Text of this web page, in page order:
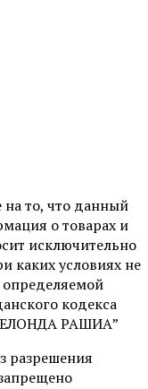
то, что данный
о товарах и
исключительно
каких условиях не
кодекса
РАШИА”
разрешения